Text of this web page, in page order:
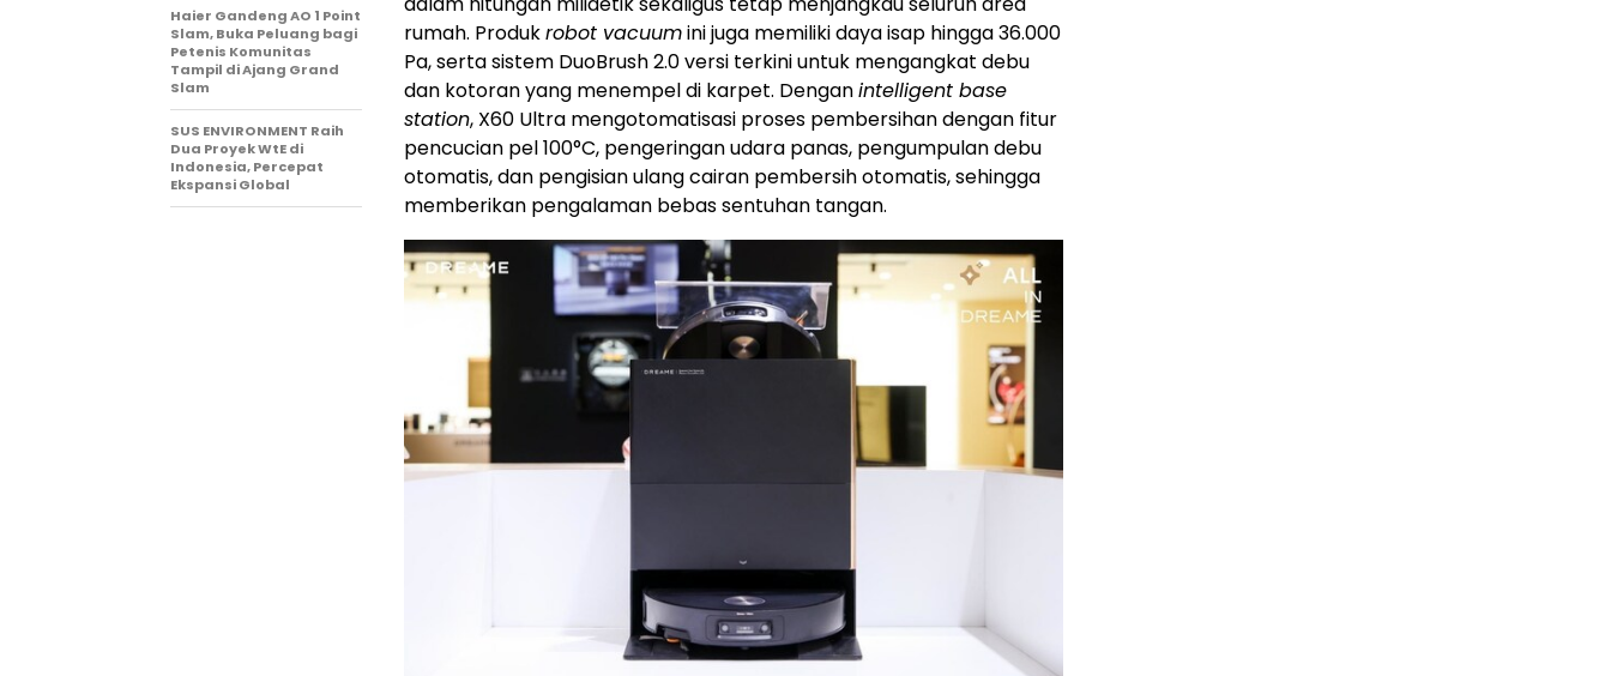
rumah. Produkrobot vacuumini juga memiliki daya isap hingga 36.000
Pa, serta sistem DuoBrush 2.0 versi terkini untuk mengangkat debu
dan kotoran yang menempel di karpet. Denganintelligent base
station, X60 Ultra mengotomatisasi proses pembersihan dengan fitur
pencucian pel 100°C, pengeringan udara panas, pengumpulan debu
otomatis, dan pengisian ulang cairan pembersih otomatis, sehingga
memberikan pengalaman bebas sentuhan tangan.
Haier Gandeng AO 1 Point
Slam, Buka Peluang bagi
Petenis Komunitas
Tampil di Ajang Grand
Slam
SUS ENVIRONMENT Raih
Dua Proyek WtE di
Indonesia, Percepat
Ekspansi Global